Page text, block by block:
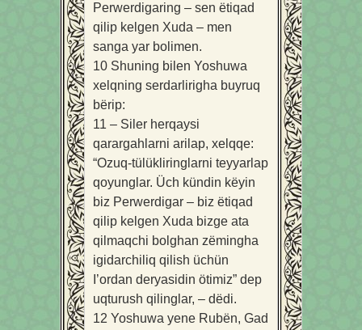
Perwerdigaring – sen ëtiqad
qilip kelgen Xuda – men
sanga yar bolimen.
10 Shuning bilen Yoshuwa
xelqning serdarlirigha buyruq
bërip:
11 – Siler herqaysi
qarargahlarni arilap, xelqqe:
“Ozuq-tülükliringlarni teyyarlap
qoyunglar. Üch kündin këyin
biz Perwerdigar – biz ëtiqad
qilip kelgen Xuda bizge ata
qilmaqchi bolghan zëmingha
igidarchiliq qilish üchün
I’ordan deryasidin ötimiz” dep
uqturush qilinglar, – dëdi.
12 Yoshuwa yene Rubën, Gad